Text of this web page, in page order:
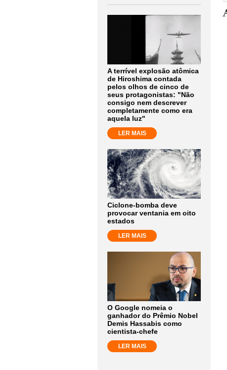
A terrível explosão atômica
de Hiroshima contada
pelos olhos de cinco de
seus protagonistas: "Não
consigo nem descrever
completamente como era
aquela luz"
LER MAIS
Ciclone-bomba deve
provocar ventania em oito
estados
LER MAIS
O Google nomeia o
ganhador do Prêmio Nobel
Demis Hassabis como
cientista-chefe
LER MAIS